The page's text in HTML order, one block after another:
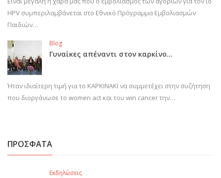
HPV συμπεριλαμβάνεται στο Εθνικό Πρόγραμμα Εμβολιασμών
Παιδιών…
Blog
Γυναίκες απέναντι στον καρκίνο…
Ήταν ιδιαίτερη τιμή για το ΚΑΡΚΙΝΑΚΙ να συμμετέχει στην συζήτηση
που διοργάνωσε το women act και του win cancer την…
ΠΡΟΣΦΑΤΑ
Εκδηλώσεις